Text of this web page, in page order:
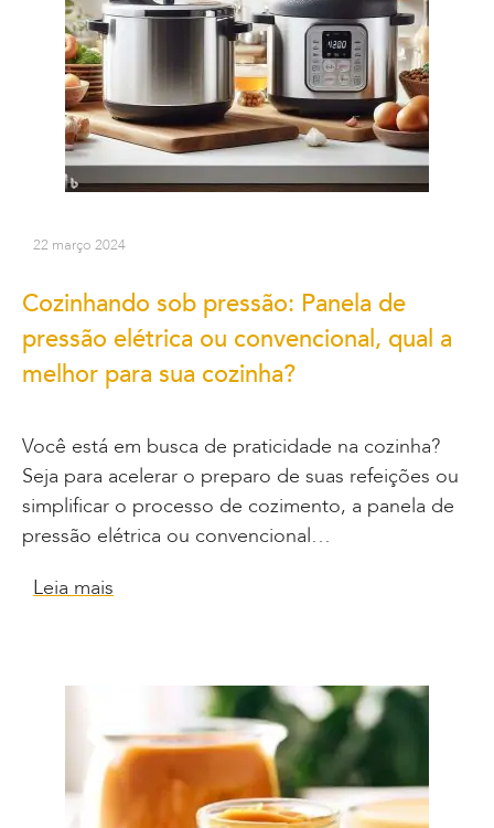
22 março 2024
Cozinhando sob pressão: Panela de
pressão elétrica ou convencional, qual a
melhor para sua cozinha?
Você está em busca de praticidade na cozinha?
Seja para acelerar o preparo de suas refeições ou
simplificar o processo de cozimento, a panela de
pressão elétrica ou convencional…
Leia mais